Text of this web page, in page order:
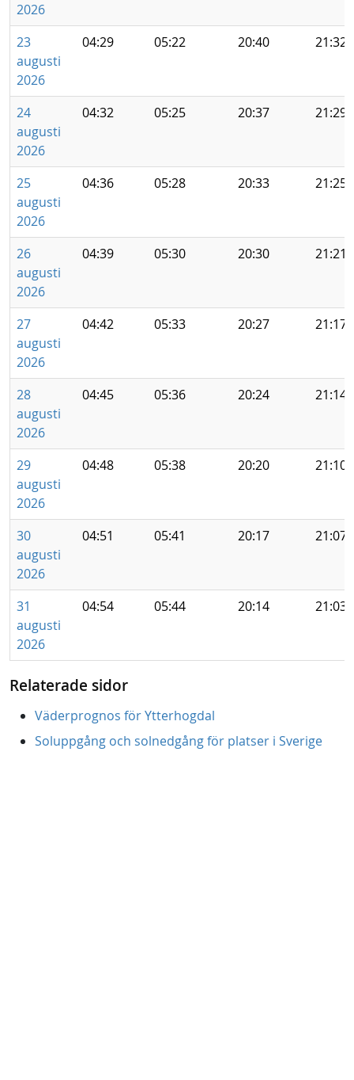
2026
23
augusti
2026
04:29 05:22 20:40 21:32
24
augusti
2026
04:32 05:25 20:37 21:29
25
augusti
2026
04:36 05:28 20:33 21:25
26
augusti
2026
04:39 05:30 20:30 21:21
27
augusti
2026
04:42 05:33 20:27 21:17
28
augusti
2026
04:45 05:36 20:24 21:14
29
augusti
2026
04:48 05:38 20:20 21:10
30
augusti
2026
04:51 05:41 20:17 21:07
31
augusti
2026
04:54 05:44 20:14 21:03
Relaterade sidor
Väderprognos för Ytterhogdal
Soluppgång och solnedgång för platser i Sverige